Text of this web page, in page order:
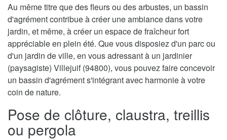
Au même titre que des fleurs ou des arbustes, un bassin
d'agrément contribue à créer une ambiance dans votre
jardin, et même, à créer un espace de fraîcheur fort
appréciable en plein été. Que vous disposiez d'un parc ou
d'un jardin de ville, en vous adressant à un jardinier
(paysagiste) Villejuif (94800), vous pouvez faire concevoir
un bassin d'agrément s'intégrant avec harmonie à votre
coin de nature.
Pose de clôture, claustra, treillis
ou pergola